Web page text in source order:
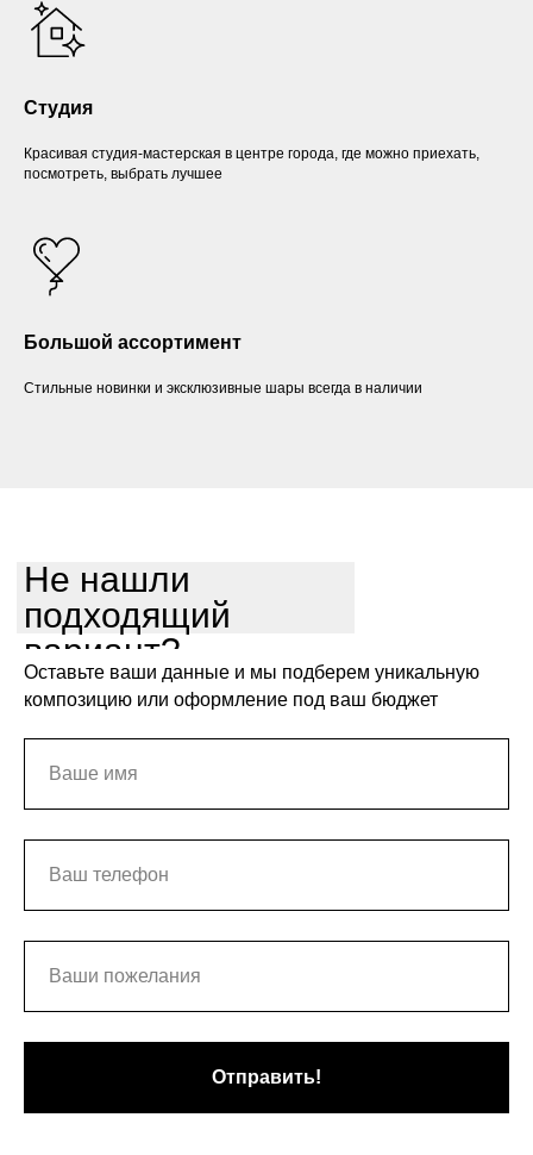
Студия
Красивая студия-мастерская в центре города, где можно приехать,
посмотреть, выбрать лучшее
Большой ассортимент
Стильные новинки и эксклюзивные шары всегда в наличии
Не нашли
подходящий
вариант?
Оставьте ваши данные и мы подберем уникальную
композицию или оформление под ваш бюджет
Отправить!